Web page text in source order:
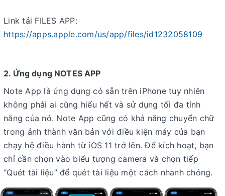
Link tải FILES APP:
https://apps.apple.com/us/app/files/id1232058109
2. Ứng dụng NOTES APP
Note App là ứng dụng có sẵn trên iPhone tuy nhiên
không phải ai cũng hiểu hết và sử dụng tối đa tính
năng của nó. Note App cũng có khả năng chuyển chữ
trong ảnh thành văn bản với điều kiện máy của bạn
chạy hệ điều hành từ iOS 11 trở lên. Để kích hoạt, bạn
chỉ cần chọn vào biểu tượng camera và chọn tiếp
“Quét tài liệu” để quét tài liệu một cách nhanh chóng.